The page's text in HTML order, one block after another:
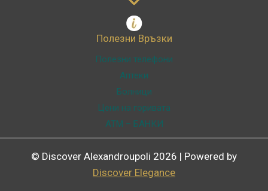
Полезни Връзки
Полезни телефони
Аптеки
Болници
Цени на горивата
ATM – БАНКИ
© Discover Alexandroupoli 2026 | Powered by
Discover Elegance